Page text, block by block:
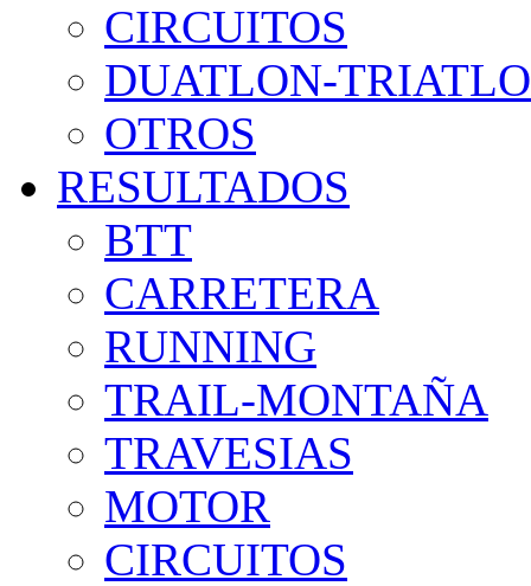
CIRCUITOS
DUATLON-
OTROS
RESULTADOS
BTT
CARRETERA
RUNNING
TRAIL-MONTAÑA
TRAVESIAS
MOTOR
CIRCUITOS